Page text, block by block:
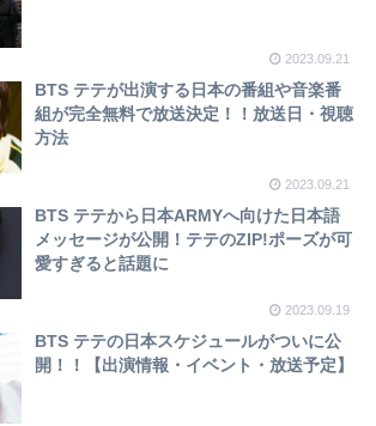
2023.09.21
BTS テテが出演する日本の番組や音楽番
組が完全無料で放送決定！！放送日・視聴
方法
2023.09.21
BTS テテから日本ARMYへ向けた日本語
メッセージが公開！テテのZIP!ポーズが可
愛すぎると話題に
2023.09.19
BTS テテの日本スケジュールがついに公
開！！【出演情報・イベント・放送予定】